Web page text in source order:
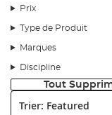
Prix
Type de Produit
Marques
Discipline
Tout